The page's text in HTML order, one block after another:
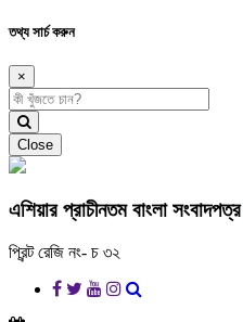
তথ্য সার্চ করুন
×
Close
এশিয়ার প্রাচীনতম বাংলা সংবাদপত্র
প্রিন্ট রেজি নং- চ ৩২